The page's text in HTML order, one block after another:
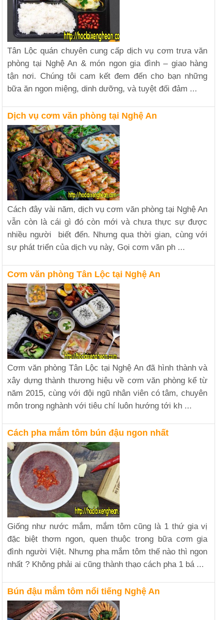
Tân Lộc quán chuyên cung cấp dịch vụ cơm trưa văn
phòng tại Nghệ An & món ngon gia đình – giao hàng
tận nơi. Chúng tôi cam kết đem đến cho bạn những
bữa ăn ngon miệng, dinh dưỡng, và tuyệt đối đảm ...
Dịch vụ cơm văn phòng tại Nghệ An
Cách đây vài năm, dịch vụ cơm văn phòng tại Nghệ An
vẫn còn là cái gì đó còn mới và chưa thực sự được
nhiều người biết đến. Nhưng qua thời gian, cùng với
sự phát triển của dịch vụ này, Gọi cơm văn ph ...
Cơm văn phòng Tân Lộc tại Nghệ An
Cơm văn phòng Tân Lộc tại Nghệ An đã hình thành và
xây dựng thành thương hiệu về cơm văn phòng kể từ
năm 2015, cùng với đội ngũ nhân viên có tâm, chuyên
môn trong nghành với tiêu chí luôn hướng tới kh ...
Cách pha mắm tôm bún đậu ngon nhất
Giống như nước mắm, mắm tôm cũng là 1 thứ gia vị
đặc biệt thơm ngon, quen thuộc trong bữa cơm gia
đình người Việt. Nhưng pha mắm tôm thế nào thì ngon
nhất ? Không phải ai cũng thành thạo cách pha 1 bá ...
Bún đậu mắm tôm nổi tiếng Nghệ An